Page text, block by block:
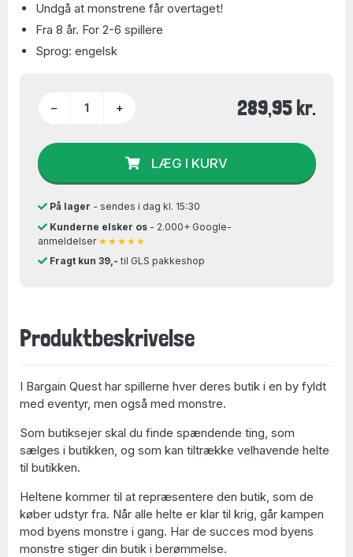
Undgå at monstrene får overtaget!
Fra 8 år. For 2-6 spillere
Sprog: engelsk
− + 289,95 kr.
LÆG I KURV
På lager - sendes i dag kl. 15:30
Kunderne elsker os- 2.000+ Google-
anmeldelser ★★★★★
Fragt kun 39,- til GLS pakkeshop
Produktbeskrivelse
I Bargain Quest har spillerne hver deres butik i en by fyldt
med eventyr, men også med monstre.
Som butiksejer skal du finde spændende ting, som
sælges i butikken, og som kan tiltrække velhavende helte
til butikken.
Heltene kommer til at repræsentere den butik, som de
køber udstyr fra. Når alle helte er klar til krig, går kampen
mod byens monstre i gang. Har de succes mod byens
monstre stiger din butik i berømmelse.